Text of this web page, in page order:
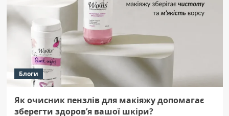
Блоги
Як очисник пензлів для макіяжу допомагає
зберегти здоров’я вашої шкіри?